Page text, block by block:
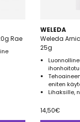
Rae
WELEDA
Weleda
25g
eniten
Lihaksille,
14,50€